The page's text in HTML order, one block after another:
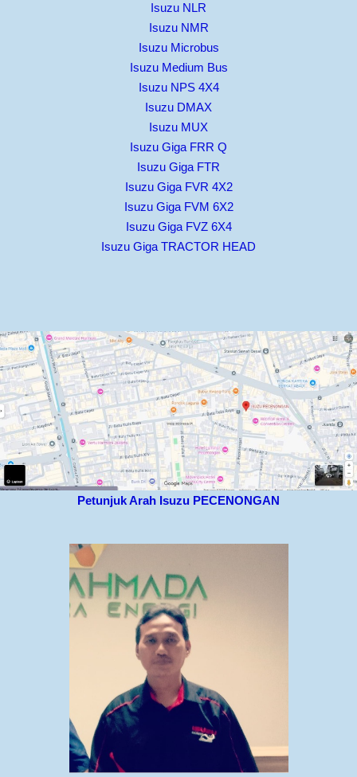
Isuzu NLR
Isuzu NMR
Isuzu Microbus
Isuzu Medium Bus
Isuzu NPS 4X4
Isuzu DMAX
Isuzu MUX
Isuzu Giga FRR Q
Isuzu Giga FTR
Isuzu Giga FVR 4X2
Isuzu Giga FVM 6X2
Isuzu Giga FVZ 6X4
Isuzu Giga TRACTOR HEAD
Petunjuk Arah Isuzu PECENONGAN